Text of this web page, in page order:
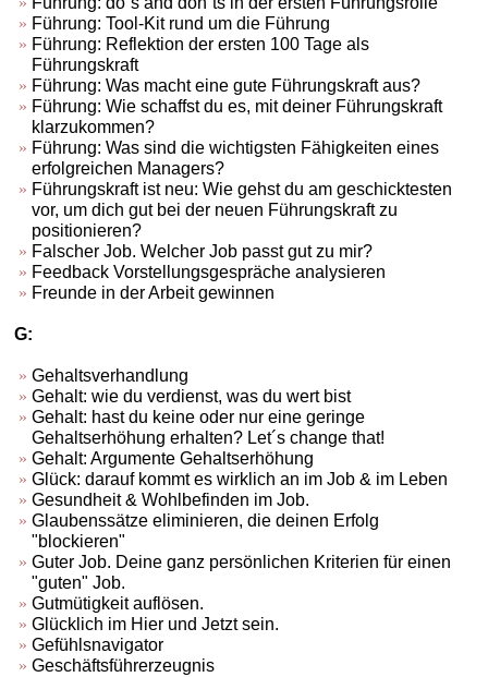
Führung: Tool-Kit rund um die Führung
Führung: Reflektion der ersten 100 Tage als
Führungskraft
Führung: Was macht eine gute Führungskraft aus?
Führung: Wie schaffst du es, mit deiner Führungskraft
klarzukommen?
Führung: Was sind die wichtigsten Fähigkeiten eines
erfolgreichen Managers?
Führungskraft ist neu: Wie gehst du am geschicktesten
vor, um dich gut bei der neuen Führungskraft zu
positionieren?
Falscher Job. Welcher Job passt gut zu mir?
Feedback Vorstellungsgespräche analysieren
Freunde in der Arbeit gewinnen
G:
Gehaltsverhandlung
Gehalt: wie du verdienst, was du wert bist
Gehalt: hast du keine oder nur eine geringe
Gehaltserhöhung erhalten? Let´s change that!
Gehalt: Argumente Gehaltserhöhung
Glück: darauf kommt es wirklich an im Job & im Leben
Gesundheit & Wohlbefinden im Job.
Glaubenssätze eliminieren, die deinen Erfolg
"blockieren"
Guter Job. Deine ganz persönlichen Kriterien für einen
"guten" Job.
Gutmütigkeit auflösen.
Glücklich im Hier und Jetzt sein.
Gefühlsnavigator
Geschäftsführerzeugnis